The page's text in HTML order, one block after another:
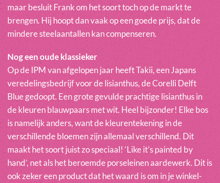
maar besluit Frank om het soort toch op de markt te
brengen. Hij hoopt dan vaak op een goede prijs, dat de
mindere steelaantallen kan compenseren.
Nog een oude klassieker
Op de IPM van afgelopen jaar heeft Takii, een Japans
veredelingsbedrijf voor de lisianthus, de Corelli Delft
Blue gedoopt. Een grote gevulde prachtige lisianthus in
de kleuren blauwpaars met wit. Heel bijzonder! Elke bos
is namelijk anders, want de kleurentekening in de
verschillende bloemen zijn allemaal verschillend. Dit
maakt het soort juist zo speciaal! ‘Like it’s painted by
hand’, net als het beroemde porseleinen aardewerk. Dit is
ook zeker een product dat het waard is om in je winkel-